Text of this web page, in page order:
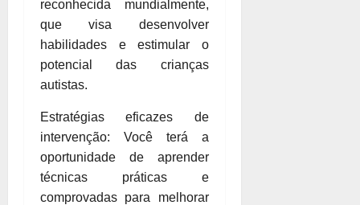
reconhecida mundialmente,
que visa desenvolver
habilidades e estimular o
potencial das crianças
autistas.
Estratégias eficazes de
intervenção: Você terá a
oportunidade de aprender
técnicas práticas e
comprovadas para melhorar